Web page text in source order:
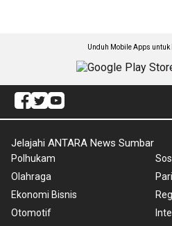
Unduh Mobile Apps untuk
Jelajahi ANTARA News Sumbar
Polhukam
Olahraga
Ekonomi Bisnis
Otomotif